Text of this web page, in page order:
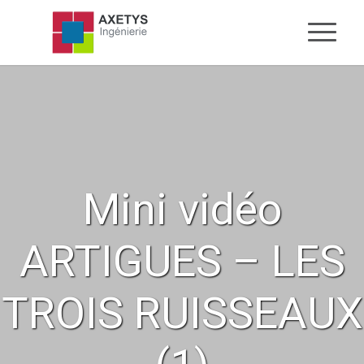
Mini vidéo
ARTIGUES – LES
TROIS RUISSEAUX